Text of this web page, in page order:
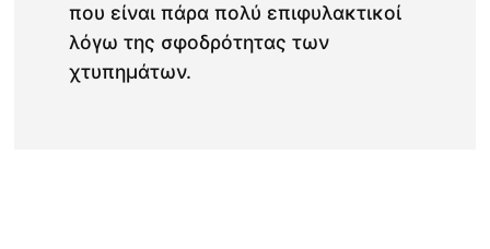
που είναι πάρα πολύ επιφυλακτικοί
λόγω της σφοδρότητας των
χτυπημάτων.